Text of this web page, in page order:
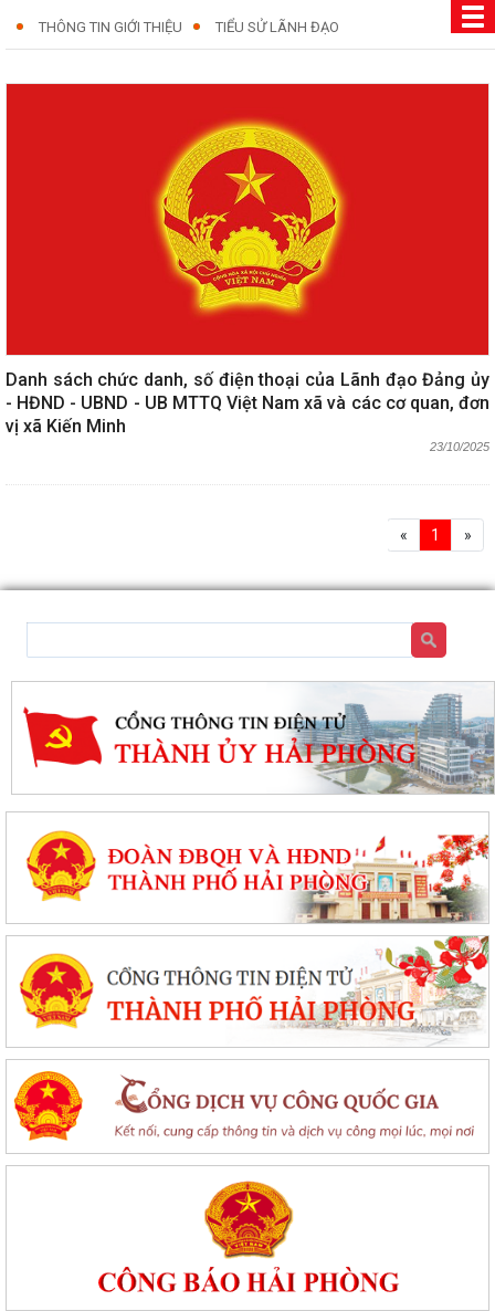
THÔNG TIN GIỚI THIỆU TIỂU SỬ LÃNH ĐẠO
Danh sách chức danh, số điện thoại của Lãnh đạo Đảng ủy
- HĐND - UBND - UB MTTQ Việt Nam xã và các cơ quan, đơn
vị xã Kiến Minh
23/10/2025
« 1 »